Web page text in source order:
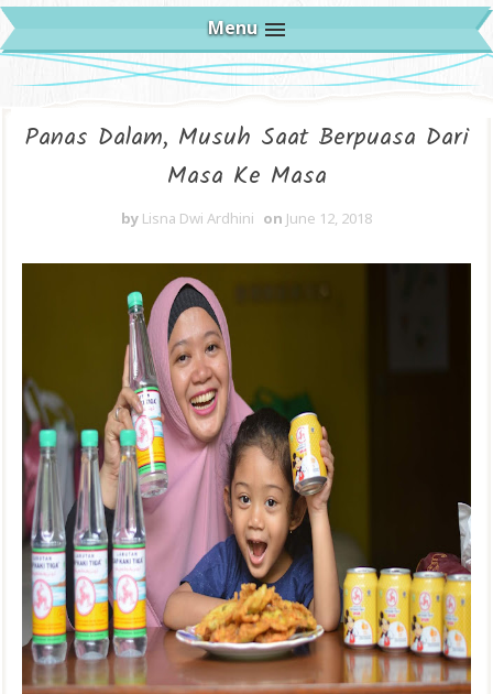
Menu
Panas Dalam, Musuh Saat Berpuasa Dari
Masa Ke Masa
by Lisna Dwi Ardhini on June 12, 2018